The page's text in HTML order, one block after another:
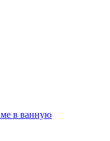
в ванную